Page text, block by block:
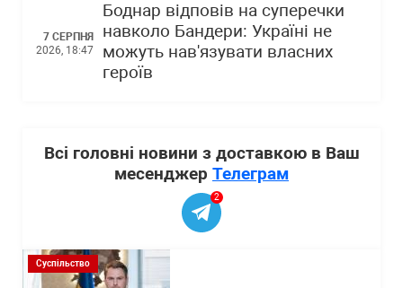
7 СЕРПНЯ
2026, 18:47
Боднар відповів на суперечки
навколо Бандери: Україні не
можуть нав'язувати власних
героїв
Всі головні новини з доставкою в Ваш
месенджер Телеграм
2
Суспільство